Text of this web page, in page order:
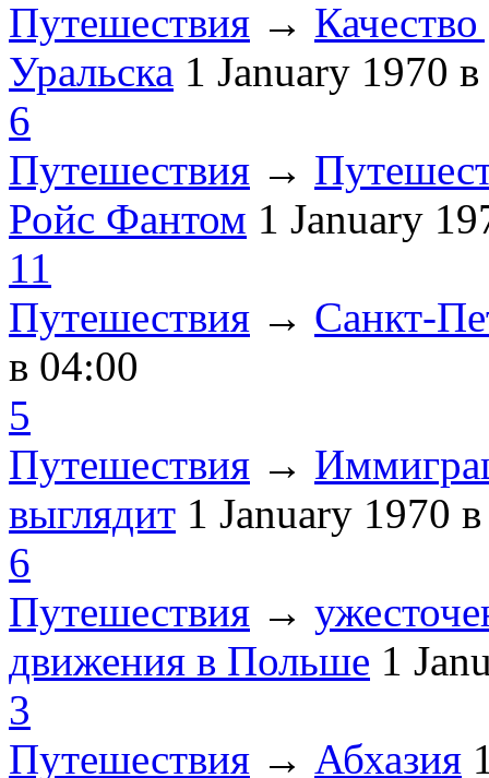
Путешествия →
Уральска 1 January 1970
6
Путешествия →
Ройс Фантом 1 January
11
Путешествия → Санкт-
в 04:00
5
Путешествия →
выглядит 1 January 1970
6
Путешествия →
движения в Польше 1
3
Путешествия → Абхазия